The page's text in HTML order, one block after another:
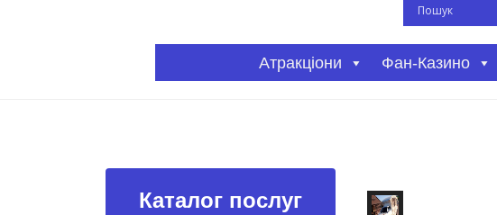
Атракціони Фан-Казино
Каталог послуг